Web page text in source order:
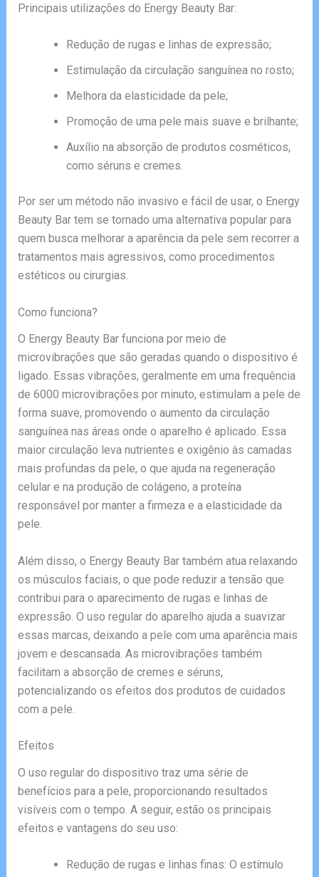
Principais utilizações do Energy Beauty Bar:
Redução de rugas e linhas de expressão;
Estimulação da circulação sanguínea no rosto;
Melhora da elasticidade da pele;
Promoção de uma pele mais suave e brilhante;
Auxílio na absorção de produtos cosméticos,
como séruns e cremes.
Por ser um método não invasivo e fácil de usar, o Energy
Beauty Bar tem se tornado uma alternativa popular para
quem busca melhorar a aparência da pele sem recorrer a
tratamentos mais agressivos, como procedimentos
estéticos ou cirurgias.
Como funciona?
O Energy Beauty Bar funciona por meio de
microvibrações que são geradas quando o dispositivo é
ligado. Essas vibrações, geralmente em uma frequência
de 6000 microvibrações por minuto, estimulam a pele de
forma suave, promovendo o aumento da circulação
sanguínea nas áreas onde o aparelho é aplicado. Essa
maior circulação leva nutrientes e oxigênio às camadas
mais profundas da pele, o que ajuda na regeneração
celular e na produção de colágeno, a proteína
responsável por manter a firmeza e a elasticidade da
pele.
Além disso, o Energy Beauty Bar também atua relaxando
os músculos faciais, o que pode reduzir a tensão que
contribui para o aparecimento de rugas e linhas de
expressão. O uso regular do aparelho ajuda a suavizar
essas marcas, deixando a pele com uma aparência mais
jovem e descansada. As microvibrações também
facilitam a absorção de cremes e séruns,
potencializando os efeitos dos produtos de cuidados
com a pele.
Efeitos
O uso regular do dispositivo traz uma série de
benefícios para a pele, proporcionando resultados
visíveis com o tempo. A seguir, estão os principais
efeitos e vantagens do seu uso:
Redução de rugas e linhas finas: O estímulo